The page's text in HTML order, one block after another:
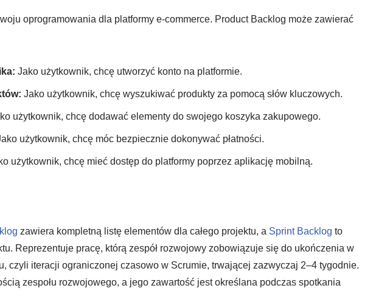
oprogramowania dla platformy e-commerce. Product Backlog może zawierać
Jako użytkownik, chcę utworzyć konto na platformie.
Jako użytkownik, chcę wyszukiwać produkty za pomocą słów kluczowych.
użytkownik, chcę dodawać elementy do swojego koszyka zakupowego.
użytkownik, chcę móc bezpiecznie dokonywać płatności.
użytkownik, chcę mieć dostęp do platformy poprzez aplikację mobilną.
zawiera kompletną listę elementów dla całego projektu, a Sprint Backlog to
Reprezentuje pracę, którą zespół rozwojowy zobowiązuje się do ukończenia w
czyli iteracji ograniczonej czasowo w Scrumie, trwającej zazwyczaj 2–4 tygodnie.
zespołu rozwojowego, a jego zawartość jest określana podczas spotkania